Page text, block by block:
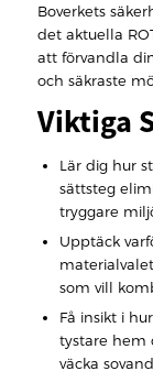
Boverkets
det aktuella
att förvandla
och säkraste
Viktiga
Lär dig hur
sättsteg
tryggare
Upptäck
som vill
Få insikt i
tystare hem
väcka